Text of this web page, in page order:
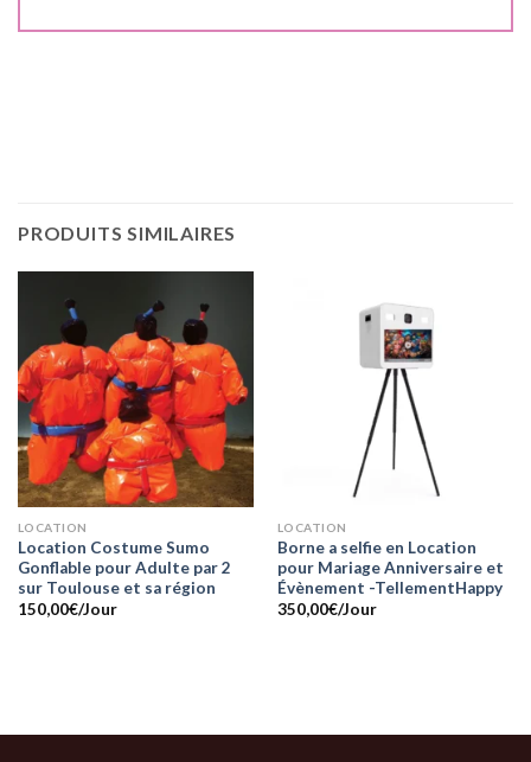
PRODUITS SIMILAIRES
LOCATION
Location Costume Sumo
Gonflable pour Adulte par 2
sur Toulouse et sa région
150,00€/Jour
LOCATION
Borne a selfie en Location
pour Mariage Anniversaire et
Évènement -TellementHappy
350,00€/Jour